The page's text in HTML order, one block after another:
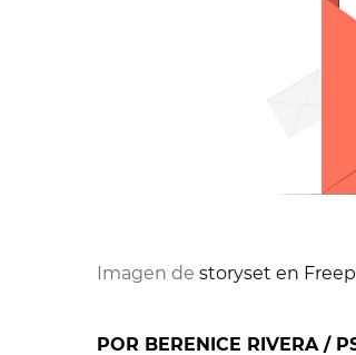
Imagen de storyset en
POR BERENICE RIVERA /